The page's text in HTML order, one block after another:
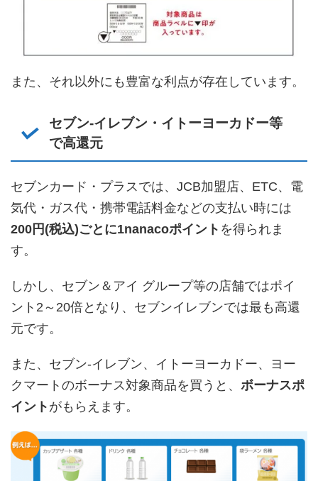
また、それ以外にも豊富な利点が存在しています。
セブン-イレブン・イトーヨーカドー等
で高還元
セブンカード・プラスでは、JCB加盟店、ETC、電
気代・ガス代・携帯電話料金などの支払い時には
200円(税込)ごとに1nanacoポイント を得られま
す。
しかし、セブン＆アイ グループ等の店舗ではポイ
ント2～20倍となり、セブンイレブンでは最も高還
元です。
また、セブン-イレブン、イトーヨーカドー、ヨー
クマートのボーナス対象商品を買うと、 ボーナスポ
イント がもらえます。